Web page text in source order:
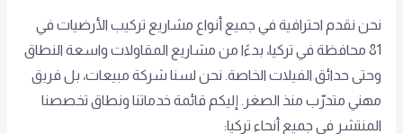
نحن نقدم احترافية في جميع أنواع مشاريع تركيب الأرضيات في
81 محافظة في تركيا، بدءًا من مشاريع المقاولات واسعة النطاق
وحتى حدائق الفيلات الخاصة. نحن لسنا شركة مبيعات، بل فريق
مهني متدرّب منذ الصغر. إليكم قائمة خدماتنا ونطاق تخصصنا
المنتشر في جميع أنحاء تركيا: